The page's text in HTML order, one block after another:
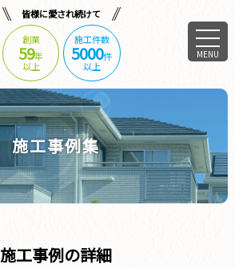
皆様に愛され続けて
創業
59年
以上
施工件数
5000件
以上
MENU
施工事例集
施工事例の詳細